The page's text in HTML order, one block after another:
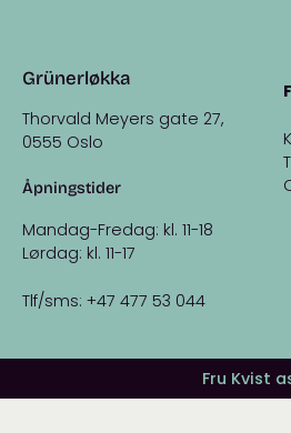
Grünerløkka
Thorvald Meyers gate 27,
0555 Oslo
Åpningstider
Mandag-Fredag: kl. 11-18
Lørdag: kl. 11-17
Tlf/sms: +47 477 53 044
Fru Kvist